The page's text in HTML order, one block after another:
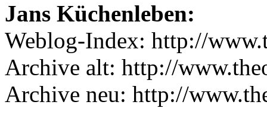
Jans Küchenleben:
Weblog-Index: http://
Archive alt: http://
Archive neu: http://